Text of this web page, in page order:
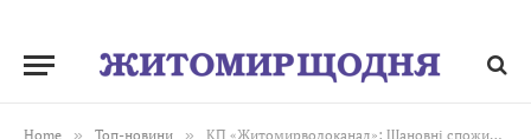
Home » Топ-новини » КП «Житомирводоканал»: Шановні споживачі!